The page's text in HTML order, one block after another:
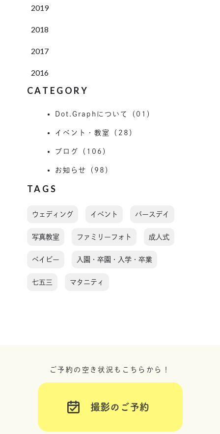
2019
2018
2017
2016
CATEGORY
Dot.Graphについて（01）
イベント・教室（28）
ブログ（106）
お知らせ（98）
TAGS
ウェディング イベント バースデイ
写真教室 ファミリーフォト 成人式
ベイビー 入園・卒園・入学・卒業
七五三 マタニティ
ご予約の空き状況もこちらから！
撮影のご予約